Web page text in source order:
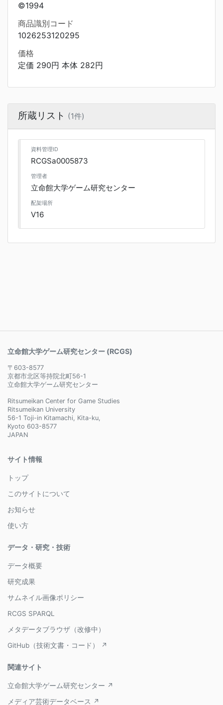
©1994
商品識別コード
1026253120295
価格
定価 290円 本体 282円
所蔵リスト (1件)
資料管理ID
RCGSa0005873
管理者
立命館大学ゲーム研究センター
配架場所
V16
立命館大学ゲーム研究センター (RCGS)
〒603-8577
京都市北区等持院北町56-1
立命館大学ゲーム研究センター
Ritsumeikan Center for Game Studies
Ritsumeikan University
56-1 Toji-in Kitamachi, Kita-ku,
Kyoto 603-8577
JAPAN
サイト情報
トップ
このサイトについて
お知らせ
使い方
データ・研究・技術
データ概要
研究成果
サムネイル画像ポリシー
RCGS SPARQL
メタデータブラウザ（改修中）
GitHub（技術文書・コード） ↗
関連サイト
立命館大学ゲーム研究センター ↗
メディア芸術データベース ↗